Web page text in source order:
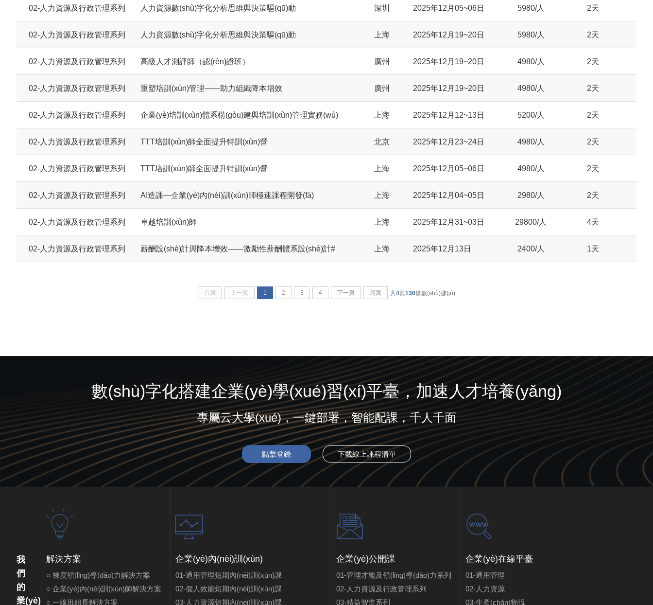
02-人力資源及行政管理系列 人力資源數(shù)字化分析思維與決策驅(qū)動 深圳 2025年12月05~06日 5980/人 2天
02-人力資源及行政管理系列 人力資源數(shù)字化分析思維與決策驅(qū)動 上海 2025年12月19~20日 5980/人 2天
02-人力資源及行政管理系列 高級人才測評師（認(rèn)證班） 廣州 2025年12月19~20日 4980/人 2天
02-人力資源及行政管理系列 重塑培訓(xùn)管理——助力組織降本增效 廣州 2025年12月19~20日 4980/人 2天
02-人力資源及行政管理系列 企業(yè)培訓(xùn)體系構(gòu)建與培訓(xùn)管理實務(wù) 上海 2025年12月12~13日 5200/人 2天
02-人力資源及行政管理系列 TTT培訓(xùn)師全面提升特訓(xùn)營 北京 2025年12月23~24日 4980/人 2天
02-人力資源及行政管理系列 TTT培訓(xùn)師全面提升特訓(xùn)營 上海 2025年12月05~06日 4980/人 2天
02-人力資源及行政管理系列 AI造課—企業(yè)內(nèi)訓(xùn)師極速課程開發(fā) 上海 2025年12月04~05日 2980/人 2天
02-人力資源及行政管理系列 卓越培訓(xùn)師 上海 2025年12月31~03日 29800/人 4天
02-人力資源及行政管理系列 薪酬設(shè)計與降本增效——激勵性薪酬體系設(shè)計# 上海 2025年12月13日 2400/人 1天
首頁 上一頁 1 2 3 4 下一頁 尾頁 共4頁130條數(shù)據(jù)
數(shù)字化搭建企業(yè)學(xué)習(xí)平臺，加速人才培養(yǎng)
專屬云大學(xué)，一鍵部署，智能配課，千人千面
點擊登錄 下載線上課程清單
我
們
的
業(yè)
解決方案
○ 梯度領(lǐng)導(dǎo)力解決方案
○ 企業(yè)內(nèi)訓(xùn)師解決方案
○ 一線班組長解決方案
企業(yè)內(nèi)訓(xùn)
01-通用管理短期內(nèi)訓(xùn)課
02-個人效能短期內(nèi)訓(xùn)課
03-人力資源短期內(nèi)訓(xùn)課
企業(yè)公開課
01-管理才能及領(lǐng)導(dǎo)力系列
02-人力資源及行政管理系列
03-精益智造系列
企業(yè)在線平臺
01-通用管理
02-人力資源
03-生產(chǎn)物流